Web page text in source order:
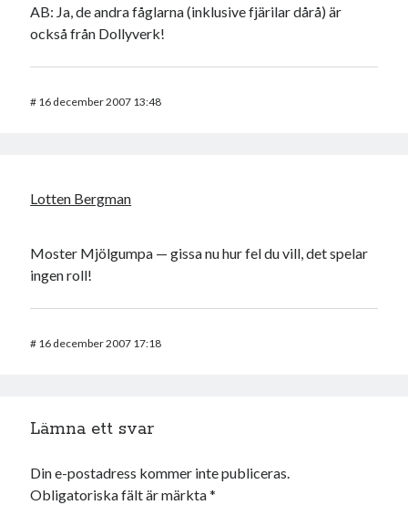
AB: Ja, de andra fåglarna (inklusive fjärilar dårå) är
också från Dollyverk!
# 16 december 2007 13:48
Lotten Bergman
Moster Mjölgumpa — gissa nu hur fel du vill, det spelar
ingen roll!
# 16 december 2007 17:18
Lämna ett svar
Din e-postadress kommer inte publiceras.
Obligatoriska fält är märkta*